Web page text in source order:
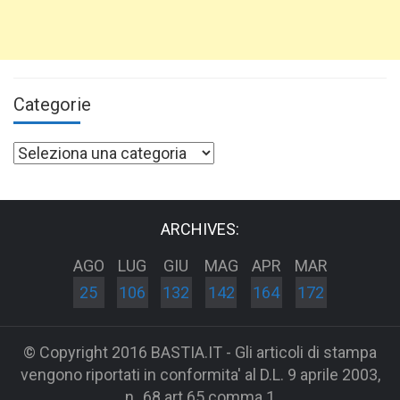
Categorie
Categorie
ARCHIVES:
AGO
25
LUG
106
GIU
132
MAG
142
APR
164
MAR
172
© Copyright 2016 BASTIA.IT - Gli articoli di stampa
vengono riportati in conformita' al D.L. 9 aprile 2003,